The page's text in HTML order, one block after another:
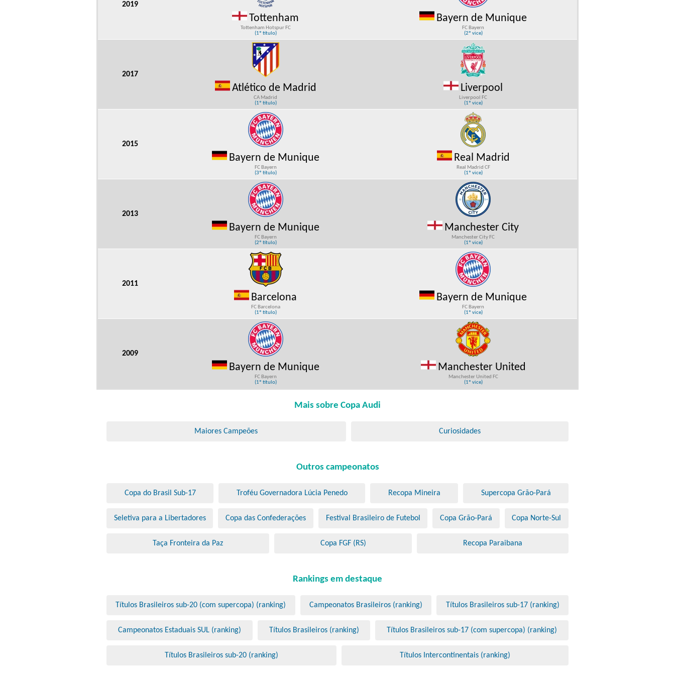
2019
Tottenham
Tottenham Hotspur FC
(1º título)
Bayern de Munique
FC Bayern
(2º vice)
2017
Atlético de Madrid
CA Madrid
(1º título)
Liverpool
Liverpool FC
(1º vice)
2015
Bayern de Munique
FC Bayern
(3º título)
Real Madrid
Real Madrid CF
(1º vice)
2013
Bayern de Munique
FC Bayern
(2º título)
Manchester City
Manchester City FC
(1º vice)
2011
Barcelona
FC Barcelona
(1º título)
Bayern de Munique
FC Bayern
(1º vice)
2009
Bayern de Munique
FC Bayern
(1º título)
Manchester United
Manchester United FC
(1º vice)
Mais sobre Copa Audi
Maiores Campeões Curiosidades
Outros campeonatos
Copa do Brasil Sub-17 Troféu Governadora Lúcia Penedo Recopa Mineira Supercopa Grão-Pará
Seletiva para a Libertadores Copa das Confederações Festival Brasileiro de Futebol Copa Grão-Pará Copa Norte-Sul
Taça Fronteira da Paz Copa FGF (RS) Recopa Paraibana
Rankings em destaque
Títulos Brasileiros sub-20 (com supercopa) (ranking) Campeonatos Brasileiros (ranking) Títulos Brasileiros sub-17 (ranking)
Campeonatos Estaduais SUL (ranking) Títulos Brasileiros (ranking) Títulos Brasileiros sub-17 (com supercopa) (ranking)
Títulos Brasileiros sub-20 (ranking) Títulos Intercontinentais (ranking)